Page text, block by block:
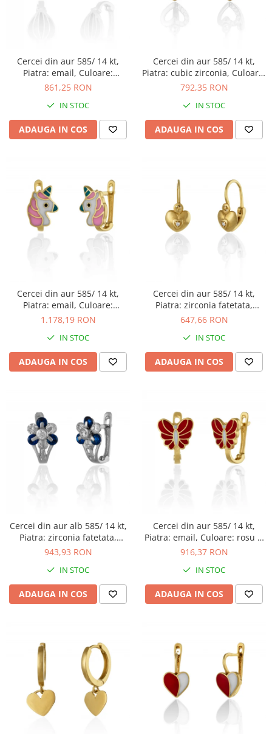
Cercei din aur 585/ 14 kt,
Piatra: email, Culoare:
multicolor
861,25 RON
IN STOC
ADAUGA IN COS
Cercei din aur 585/ 14 kt,
Piatra: cubic zirconia, Culoare:
transparenta
792,35 RON
IN STOC
ADAUGA IN COS
Cercei din aur 585/ 14 kt,
Piatra: email, Culoare:
multicolor
1.178,19 RON
IN STOC
ADAUGA IN COS
Cercei din aur 585/ 14 kt,
Piatra: zirconia fatetata,
Culoare: transparenta
647,66 RON
IN STOC
ADAUGA IN COS
Cercei din aur alb 585/ 14 kt,
Piatra: zirconia fatetata,
Culoare: albastru si
943,93 RON
IN STOC
ADAUGA IN COS
Cercei din aur 585/ 14 kt,
Piatra: email, Culoare: rosu si
alb
916,37 RON
IN STOC
ADAUGA IN COS